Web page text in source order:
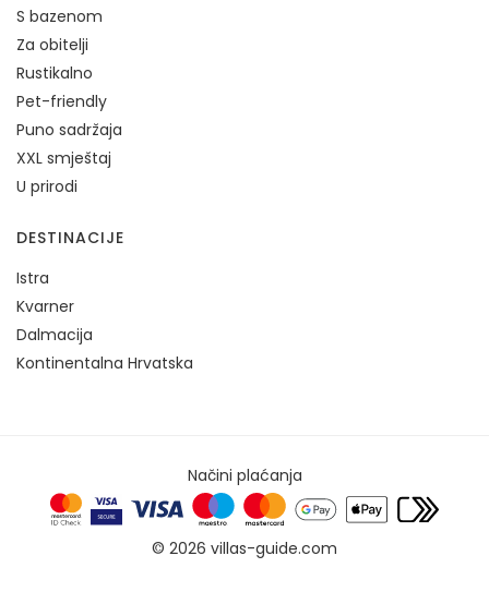
S bazenom
Za obitelji
Rustikalno
Pet-friendly
Puno sadržaja
XXL smještaj
U prirodi
DESTINACIJE
Istra
Kvarner
Dalmacija
Kontinentalna Hrvatska
Načini plaćanja
© 2026 villas-guide.com